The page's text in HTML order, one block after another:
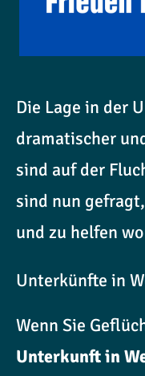
Die Lage in der
dramatischer
sind auf der
sind nun
und zu helfen
Unterkünfte in
Wenn Sie
Unterkunft in